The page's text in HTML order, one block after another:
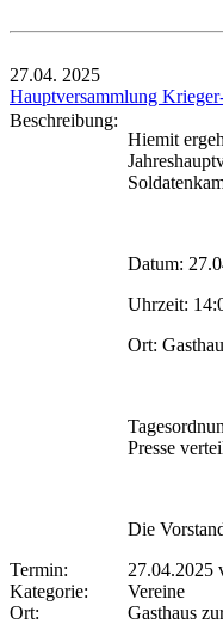
27.04. 2025
Hauptversammlung
Beschreibung:
Hiemit
Datum:
Uhrzeit:
Ort:
Presse
Die
Termin:
27.04.2025
Kategorie:
Vereine
Ort:
Gasthaus